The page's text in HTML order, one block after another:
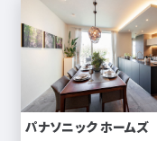
パナソニック ホームズ